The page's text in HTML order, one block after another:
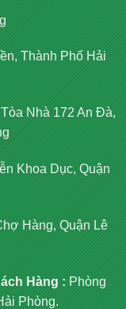
Thành Phố Hải
Nhà 172 An Đà,
Khoa Dục, Quận
Hàng, Quận Lê
Hàng : Phòng
Phòng.